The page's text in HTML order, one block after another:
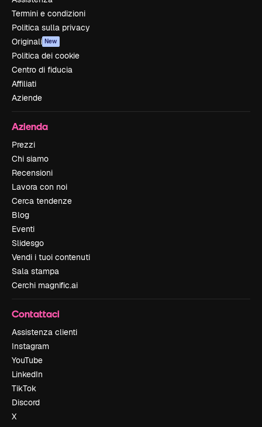
Termini e condizioni
Politica sulla privacy
Originali New
Politica dei cookie
Centro di fiducia
Affiliati
Aziende
Azienda
Prezzi
Chi siamo
Recensioni
Lavora con noi
Cerca tendenze
Blog
Eventi
Slidesgo
Vendi i tuoi contenuti
Sala stampa
Cerchi magnific.ai
Contattaci
Assistenza clienti
Instagram
YouTube
LinkedIn
TikTok
Discord
X